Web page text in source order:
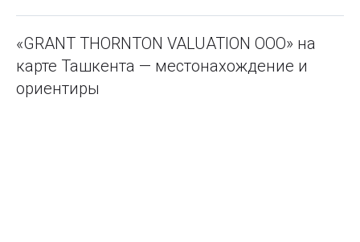
«GRANT THORNTON VALUATION ООО» на
карте Ташкента — местонахождение и
ориентиры